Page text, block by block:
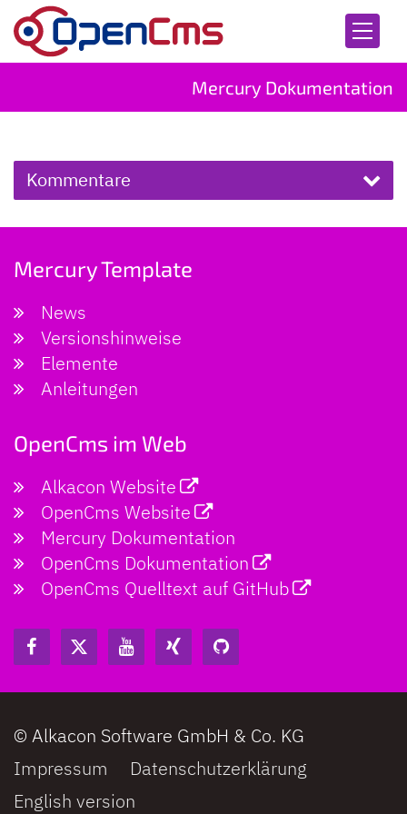
Zum Inhalt springen
Mercury Dokumentation
Kommentare
Mercury Template
News
Versionshinweise
Elemente
Anleitungen
OpenCms im Web
Alkacon Website
OpenCms Website
Mercury Dokumentation
OpenCms Dokumentation
OpenCms Quelltext auf GitHub
© Alkacon Software GmbH & Co. KG
Impressum
Datenschutzerklärung
English version